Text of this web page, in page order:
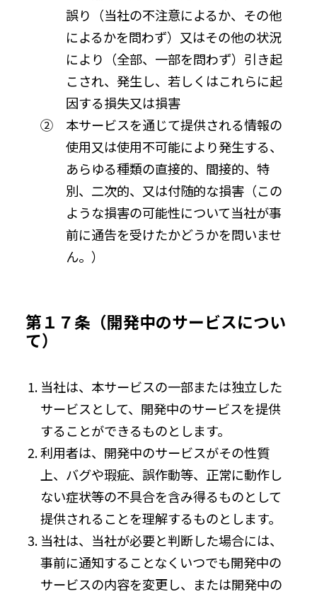
誤り（当社の不注意によるか、その他
によるかを問わず）又はその他の状況
により（全部、一部を問わず）引き起
こされ、発生し、若しくはこれらに起
因する損失又は損害
② 本サービスを通じて提供される情報の
使用又は使用不可能により発生する、
あらゆる種類の直接的、間接的、特
別、二次的、又は付随的な損害（この
ような損害の可能性について当社が事
前に通告を受けたかどうかを問いませ
ん。）
第１７条（開発中のサービスについ
て）
当社は、本サービスの一部または独立した
サービスとして、開発中のサービスを提供
することができるものとします。
利用者は、開発中のサービスがその性質
上、バグや瑕疵、誤作動等、正常に動作し
ない症状等の不具合を含み得るものとして
提供されることを理解するものとします。
当社は、当社が必要と判断した場合には、
事前に通知することなくいつでも開発中の
サービスの内容を変更し、または開発中の